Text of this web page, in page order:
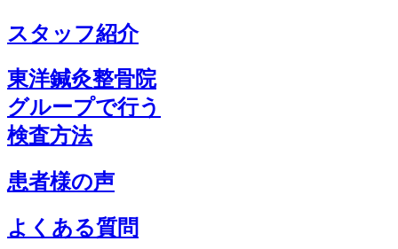
スタッフ紹介
東洋鍼灸整骨院
グループで行う
検査方法
患者様の声
よくある質問